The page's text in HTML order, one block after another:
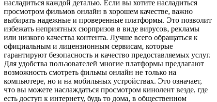
насладиться каждой деталью. Если вы хотите насладиться
просмотром фильмов онлайн в хорошем качестве, важно
выбирать надежные и проверенные платформы. Это позволит
избежать неприятных сюрпризов в виде вирусов, рекламы
или низкого качества контента. Лучше всего обращаться к
официальным и лицензионным сервисам, которые
гарантируют безопасность и качество предоставляемых услуг.
Для удобства пользователей многие платформы предлагают
возможность смотреть фильмы онлайн не только на
компьютере, но и на мобильных устройствах. Это означает,
что вы можете наслаждаться просмотром кинолент везде, где
есть доступ к интернету, будь то дома, в общественном